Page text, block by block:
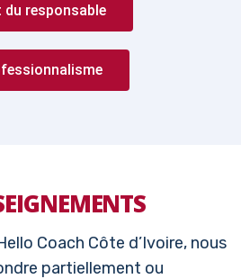
du responsable
Coach Côte d’Ivoire, nous
partiellement ou